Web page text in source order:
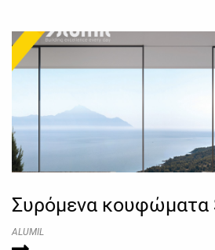
Συρόμενα κουφώματα
ALUMIL